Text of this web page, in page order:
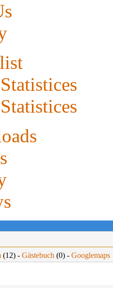
(12) - Gästebuch (0) - Googlemaps